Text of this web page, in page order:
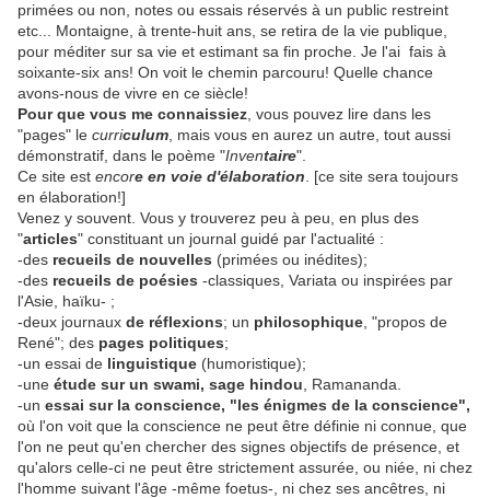
primées ou non, notes ou essais réservés à un public restreint
etc... Montaigne, à trente-huit ans, se retira de la vie publique,
pour méditer sur sa vie et estimant sa fin proche. Je l'ai fais à
soixante-six ans! On voit le chemin parcouru! Quelle chance
avons-nous de vivre en ce siècle!
Pour que vous me connaissiez , vous pouvez lire dans les
"pages" le curriculum , mais vous en aurez un autre, tout aussi
démonstratif, dans le poème "Inventaire".
Ce site est encore en voie d'élaboration . [ce site sera toujours
en élaboration!]
Venez y souvent. Vous y trouverez peu à peu, en plus des
"articles" constituant un journal guidé par l'actualité :
-des recueils de nouvelles (primées ou inédites);
-des recueils de poésies -classiques, Variata ou inspirées par
l'Asie, haïku- ;
-deux journaux de réflexions; un philosophique , "propos de
René"; des pages politiques;
-un essai de linguistique (humoristique);
-une étude sur un swami, sage hindou , Ramananda.
-un essai sur la conscience, "les énigmes de la conscience",
où l'on voit que la conscience ne peut être définie ni connue, que
l'on ne peut qu'en chercher des signes objectifs de présence, et
qu'alors celle-ci ne peut être strictement assurée, ou niée, ni chez
l'homme suivant l'âge -même foetus-, ni chez ses ancêtres, ni